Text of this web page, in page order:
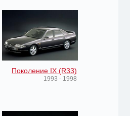
Поколение IX (R33)
1993 - 1998